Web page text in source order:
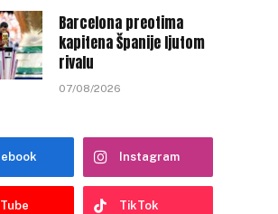
Barcelona preotima
kapitena Španije ljutom
rivalu
07/08/2026
Instagram
TikTok